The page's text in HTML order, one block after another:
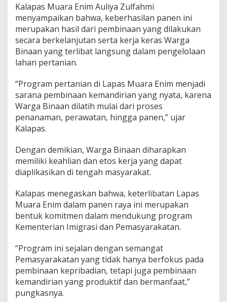
a
y
a
S
e
r
a
k
P
e
y
a
r
k
a
t
a
n
Kalapas Muara Enim Auliya Zulfahmi
menyampaikan bahwa, keberhasilan panen ini
merupakan hasil dari pembinaan yang dilakukan
secara berkelanjutan serta kerja keras Warga
Binaan yang terlibat langsung dalam pengelolaan
lahan pertanian.
“Program pertanian di Lapas Muara Enim menjadi
sarana pembinaan kemandirian yang nyata, karena
Warga Binaan dilatih mulai dari proses
penanaman, perawatan, hingga panen,” ujar
Kalapas.
Dengan demikian, Warga Binaan diharapkan
memiliki keahlian dan etos kerja yang dapat
diaplikasikan di tengah masyarakat.
Kalapas menegaskan bahwa, keterlibatan Lapas
Muara Enim dalam panen raya ini merupakan
bentuk komitmen dalam mendukung program
Kementerian Imigrasi dan Pemasyarakatan.
“Program ini sejalan dengan semangat
Pemasyarakatan yang tidak hanya berfokus pada
pembinaan kepribadian, tetapi juga pembinaan
kemandirian yang produktif dan bermanfaat,”
pungkasnya.